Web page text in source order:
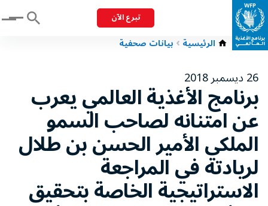
تبرع الآن Menu
الرئيسية بيانات صحفية
26 ديسمبر 2018
برنامج الأغذية العالمي يعرب
عن امتنانه لصاحب السمو
الملكي الأمير الحسن بن طلال
لريادته في المراجعة
الاستراتيجية الخاصة بتحقيق